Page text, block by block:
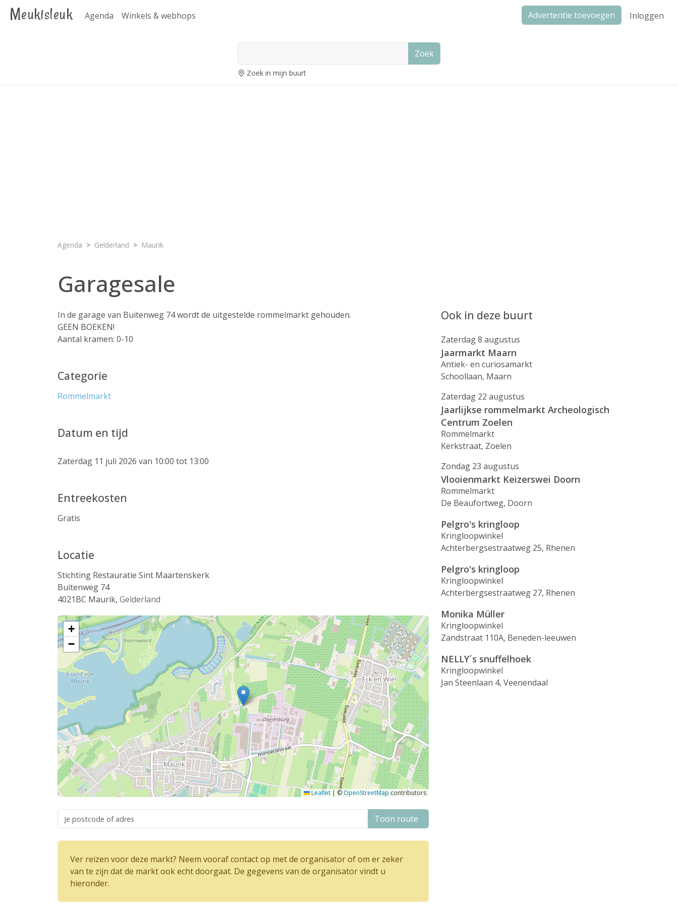
Meukisleuk Agenda Winkels & webhops Advertentie toevoegen Inloggen
Zoek
Zoek in mijn buurt
Agenda Gelderland Maurik
Garagesale
In de garage van Buitenweg 74 wordt de uitgestelde rommelmarkt gehouden.
GEEN BOEKEN!
Aantal kramen: 0-10
Categorie
Rommelmarkt
Datum en tijd
Zaterdag 11 juli 2026 van 10:00 tot 13:00
Entreekosten
Gratis
Locatie
Stichting Restauratie Sint Maartenskerk
Buitenweg 74
4021BC Maurik, Gelderland
+
−
Leaflet | © OpenStreetMap contributors
Toon route
Ver reizen voor deze markt? Neem vooraf contact op met de organisator of om er zeker
van te zijn dat de markt ook echt doorgaat. De gegevens van de organisator vindt u
hieronder.
Ook in deze buurt
Zaterdag 8 augustus
Jaarmarkt Maarn
Antiek- en curiosamarkt
Schoollaan, Maarn
Zaterdag 22 augustus
Jaarlijkse rommelmarkt Archeologisch
Centrum Zoelen
Rommelmarkt
Kerkstraat, Zoelen
Zondag 23 augustus
Vlooienmarkt Keizerswei Doorn
Rommelmarkt
De Beaufortweg, Doorn
Pelgro's kringloop
Kringloopwinkel
Achterbergsestraatweg 25, Rhenen
Pelgro's kringloop
Kringloopwinkel
Achterbergsestraatweg 27, Rhenen
Monika Müller
Kringloopwinkel
Zandstraat 110A, Beneden-leeuwen
NELLY´s snuffelhoek
Kringloopwinkel
Jan Steenlaan 4, Veenendaal